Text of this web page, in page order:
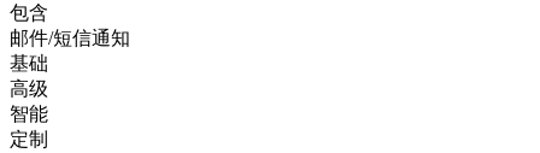
包含
邮件/短信通知
基础
高级
智能
定制